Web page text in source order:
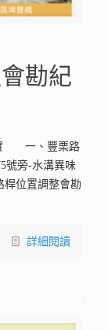
勘紀
實 一、豐栗路
號旁-水溝異味
桿位置調整會勘
詳細閱讀